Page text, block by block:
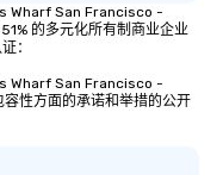
walking distance of
short stroll allows
networking
heading to the next
Wharf San Francisco -
的多元化所有制商业企业
：
Wharf San Francisco -
性方面的承诺和举措的公开